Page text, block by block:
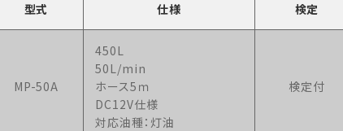
型式 仕様 検定
MP-50A
450L
50L/min
ホース5ｍ
DC12V仕様
対応油種：灯油
検定付